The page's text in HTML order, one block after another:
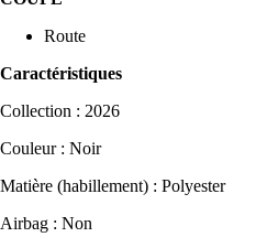
Route
Caractéristiques
Collection : 2026
Couleur : Noir
Matière (habillement) : Polyester
Airbag : Non